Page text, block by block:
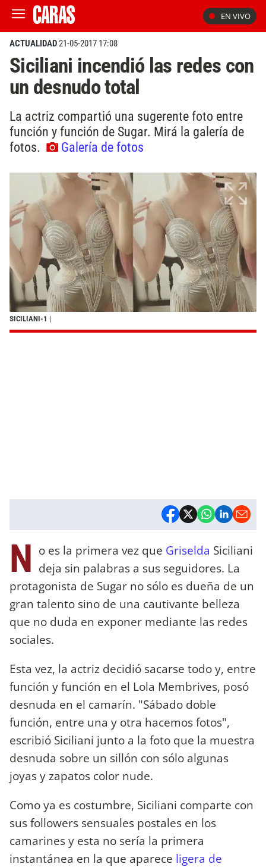
EN VIVO
ACTUALIDAD21-05-2017 17:08
Siciliani incendió las redes con
un desnudo total
La actriz compartió una sugerente foto entre
función y función de Sugar. Mirá la galería de
fotos.
Galería de fotos
SICILIANI-1 |
N o es la primera vez que Griselda Siciliani
deja sin palabras a sus seguidores. La
protagonista de Sugar no sólo es dueña de un
gran talento sino de una cautivante belleza
que no duda en exponer mediante las redes
sociales.
Esta vez, la actriz decidió sacarse todo y, entre
función y función en el Lola Membrives, posó
desnuda en el camarín. "Sábado doble
función, entre una y otra hacemos fotos",
escribió Siciliani junto a la foto que la muestra
desnuda sobre un sillón con sólo algunas
joyas y zapatos color nude.
Como ya es costumbre, Siciliani comparte con
sus followers sensuales postales en los
camarines y esta no sería la primera
instantánea en la que aparece ligera de